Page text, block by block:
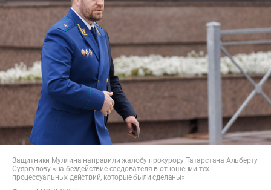
Защитники Муллина направили жалобу прокурору Татарстана Альберту
Суяргулову «на бездействие следователя в отношении тех
процессуальных действий, которые были сделаны»